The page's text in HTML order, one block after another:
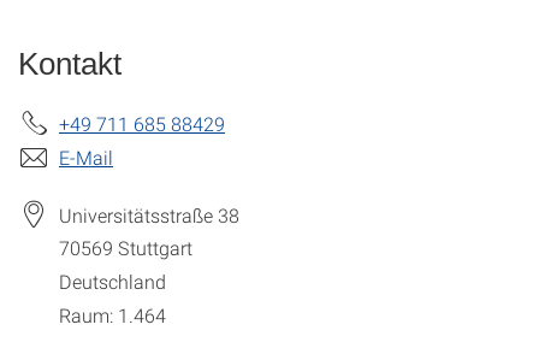
Kontakt
+49 711 685 88429
E-Mail
Universitätsstraße 38
70569 Stuttgart
Deutschland
Raum: 1.464